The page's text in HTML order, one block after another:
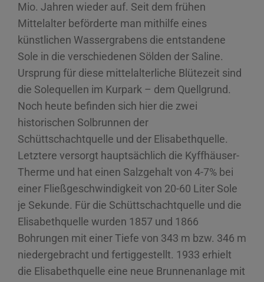
Mio. Jahren wieder auf. Seit dem frühen
Mittelalter beförderte man mithilfe eines
künstlichen Wassergrabens die entstandene
Sole in die verschiedenen Sölden der Saline.
Ursprung für diese mittelalterliche Blütezeit sind
die Solequellen im Kurpark – dem Quellgrund.
Noch heute befinden sich hier die zwei
historischen Solbrunnen der
Schüttschachtquelle und der Elisabethquelle.
Letztere versorgt hauptsächlich die Kyffhäuser-
Therme und hat einen Salzgehalt von 4-7% bei
einer Fließgeschwindigkeit von 20-60 Liter Sole
je Sekunde. Für die Schüttschachtquelle und die
Elisabethquelle wurden 1857 und 1866
Bohrungen mit einer Tiefe von 343 m bzw. 346 m
niedergebracht und fertiggestellt. 1933 erhielt
die Elisabethquelle eine neue Brunnenanlage mit